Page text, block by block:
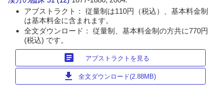
アブストラクト： 従量制は110円（税込）、基本料金制
は基本料金に含まれます。
全文ダウンロード： 従量制、基本料金制の方共に770円
(税込) です。
article アブストラクトを見る
download 全文ダウンロード(2.88MB)